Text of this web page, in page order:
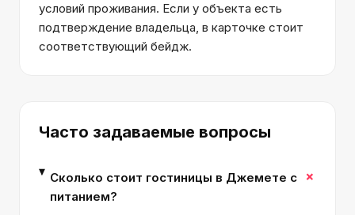
условий проживания. Если у объекта есть
подтверждение владельца, в карточке стоит
соответствующий бейдж.
Часто задаваемые вопросы
Сколько стоит гостиницы в Джемете с
питанием?
+